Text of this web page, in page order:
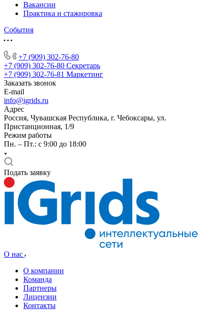
Вакансии
Практика и стажировка
События
+7 (909) 302-76-80
+7 (909) 302-76-80 Секретарь
+7 (909) 302-76-81 Маркетинг
Заказать звонок
E-mail
info@igrids.ru
Адрес
Россия, Чувашская Республика, г. Чебоксары, ул.
Пристанционная, 1/9
Режим работы
Пн. – Пт.: с 9:00 до 18:00
Подать заявку
О нас
О компании
Команда
Партнеры
Лицензии
Контакты